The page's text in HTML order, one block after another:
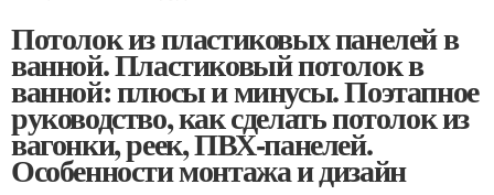
Потолок из пластиковых панелей в
ванной. Пластиковый потолок в
ванной: плюсы и минусы. Поэтапное
руководство, как сделать потолок из
вагонки, реек, ПВХ-панелей.
Особенности монтажа и дизайн